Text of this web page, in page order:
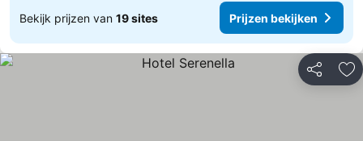
Bekijk prijzen van 19 sites Prijzen bekijken
Delen